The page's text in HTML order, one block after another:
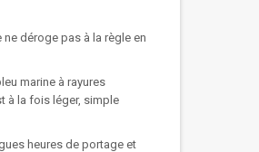
déroge pas à la règle en
marine à rayures
à la fois léger, simple
heures de portage et